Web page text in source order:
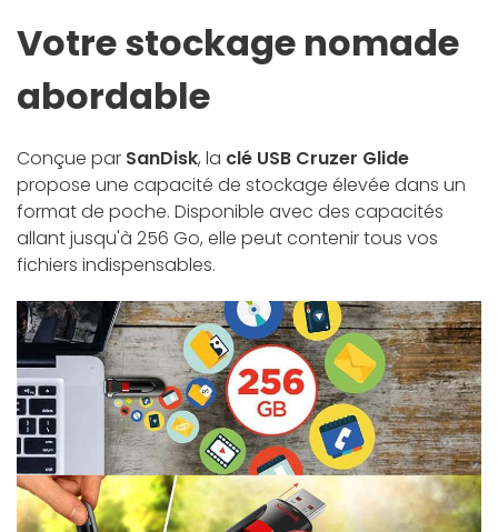
Votre stockage nomade
abordable
Conçue par SanDisk, la clé USB Cruzer Glide
propose une capacité de stockage élevée dans un
format de poche. Disponible avec des capacités
allant jusqu'à 256 Go, elle peut contenir tous vos
fichiers indispensables.